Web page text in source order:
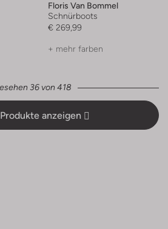
Floris Van Bommel
Schnürboots
€ 269,99
+ mehr farben
36 von 418
anzeigen